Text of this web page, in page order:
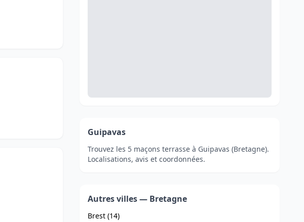
Guipavas
Trouvez les 5 maçons terrasse à Guipavas (Bretagne).
Localisations, avis et coordonnées.
Autres villes — Bretagne
Brest (14)